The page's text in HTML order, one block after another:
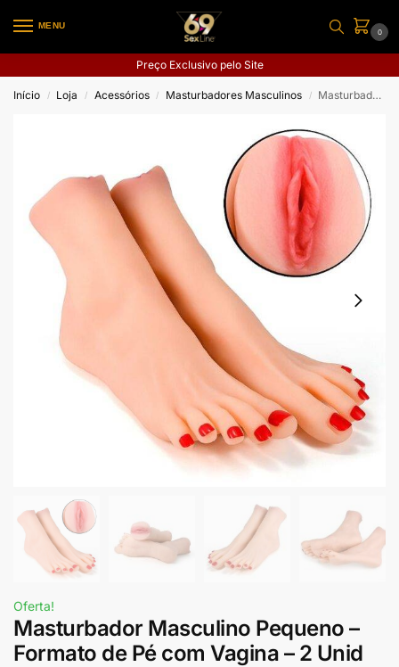
MENU
0
Preço Exclusivo pelo Site
Início / Loja / Acessórios / Masturbadores Masculinos / Masturbador Masculino Pequeno – Formato de Pé com Vagina – 2 Unid
Oferta!
Masturbador Masculino Pequeno –
Formato de Pé com Vagina – 2 Unid